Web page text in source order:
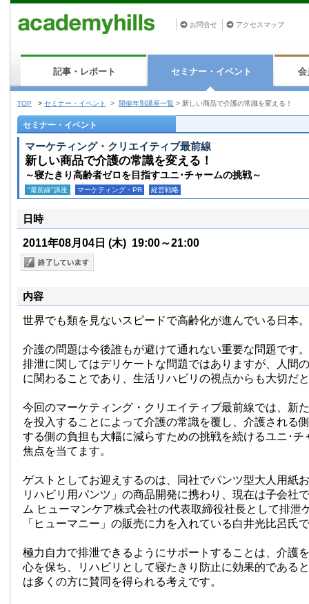
お問合せ アクセスマップ
記事・レポート セミナー・イベント 会
TOP > セミナー・イベント > 開催年別講座一覧 > 新しい商品で介護の常識を変える！
セミナー・イベント
マーケティング・クリエイティブ最前線
新しい商品で介護の常識を変える！
～寝たきり高齢者ゼロを目指すユニ･チャームの挑戦～
"最前線"講座 マーケティング・PR 経営戦略
日時
2011年08月04日 (木) 19:00～21:00
内容
世界でも類を見ないスピードで高齢化が進んでいる日本。
介護の問題は今後誰もが避けて通れない重要な問題です
排泄に関してはデリケートな問題ではありますが、人間
に関わることであり、生活リハビリの視点からも大切だ
今回のマーケティング・クリエイティブ最前線では、新
を投入することによって介護の常識を覆し、介護される
する側の負担も大幅に減らすための挑戦を続けるユニ･チ
焦点を当てます。
ゲストとしてお迎えするのは、同社でパンツ型大人用紙
リハビリ用パンツ」の商品開発に携わり、現在は子会社
ム ヒューマンケア株式会社の代表取締役社長として排泄
「ヒューマニー」の販売に力を入れている白井光比呂氏
極力自力で排泄できるようにサポートすることは、介護
心を保ち、リハビリとして寝たきり防止に効果的である
は多くの方に賛同を得られる考えです。